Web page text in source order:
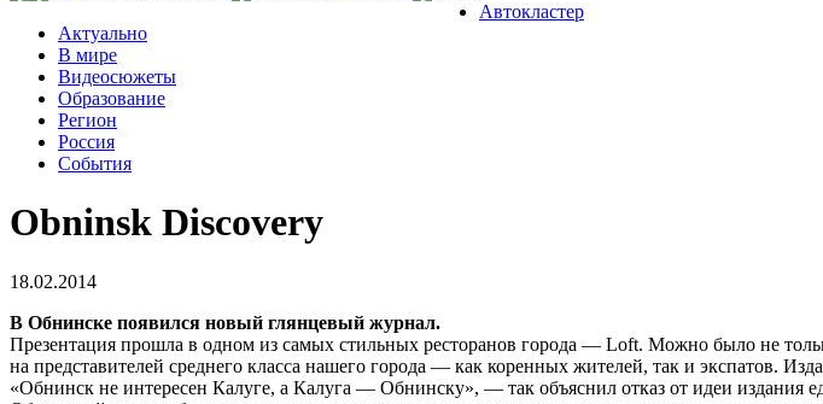
Автокластер
Актуально
В мире
Видеосюжеты
Образование
Регион
Россия
События
Obninsk Discovery
18.02.2014
В Обнинске появился новый глянцевый журнал.
Презентация прошла в одном из самых стильных ресторанов города — Loft. Можно было не
на представителей среднего класса нашего города — как коренных жителей, так и
«Обнинск не интересен Калуге, а Калуга — Обнинску», — так объяснил отказ от идеи